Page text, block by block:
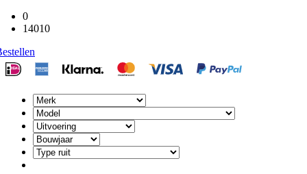
0
14010